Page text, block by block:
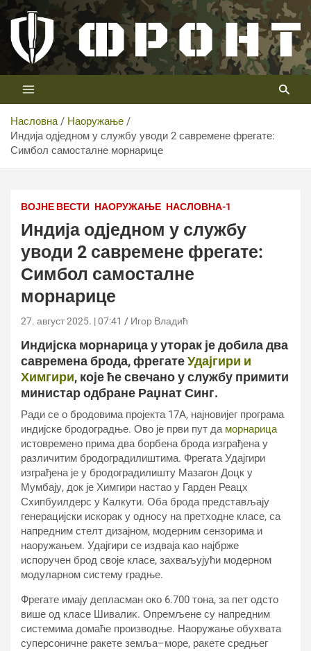
Скип
цонтент
Телевизија ФРОНТ
Први војни канал у Србији
Насловна
Наоружање
Индија одједном у службу уводи 2 савремене фрегате:
Симбол самосталне морнарице
ВОЈНЕ ВЕСТИ НАОРУЖАЊЕ НАСЛОВНА-1
Индија одједном у службу
уводи 2 савремене фрегате:
Симбол самосталне
морнарице
27. август 2025. | 07:41 Игор Владић
Индијска морнарица у уторак је добила два
савремена брода, фрегатеУдајгири и
Химгири, које ће свечано у службу примити
министар одбране Раџнат Синг.
Ради се о бродовима пројекта 17А, најновијег програма
индијске бродоградње. Ово је први пут да морнарица
истовремено прима два борбена брода изграђена у
различитим бродоградилиштима. Фрегата Удајгири
изграђена је у бродоградилишту Мазагон Доцк у
Мумбају, док је Химгири настао у Гарден Реацх
Схипбуилдерс у Калкути. Оба брода представљају
генерацијски искорак у односу на претходне класе, са
напредним стелт дизајном, модерним сензорима и
наоружањем. Удајгири се издваја као најбрже
испоручен брод своје класе, захваљујући модерном
модуларном систему градње.
Фрегате имају депласман око 6.700 тона, за пет одсто
више од класе Шивалиκ. Опремљене су напредним
системима домаће производње. Наоружање обухвата
суперсоничне ракете земља–море, ракете средњег